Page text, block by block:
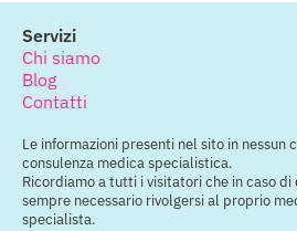
Servizi
Chi siamo
Blog
Contatti
Le informazioni presenti nel sito in nessun
consulenza medica specialistica.
Ricordiamo a tutti i visitatori che in caso
sempre necessario rivolgersi al proprio
specialista.